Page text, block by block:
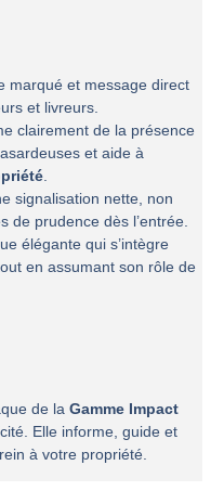
marqué et message direct
et livreurs.
clairement de la présence
et aide à
.
signalisation nette, non
de prudence dès l’entrée.
élégante qui s’intègre
en assumant son rôle de
de la Gamme Impact
Elle informe, guide et
à votre propriété.